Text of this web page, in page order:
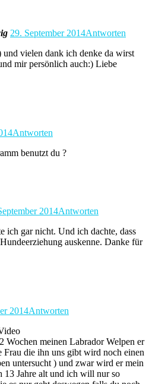
29. September 2014Antworten
und vielen dank ich denke da wirst
mir persönlich auch:) Liebe
Antworten
benutzt du ?
2014Antworten
ich gar nicht. Und ich dachte, dass
auskenne. Danke für
2014Antworten
Wochen meinen Labrador Welpen er
Frau die ihn uns gibt wird noch einen
untersucht ) und zwar wird er mein
13 Jahre alt und ich will nur so